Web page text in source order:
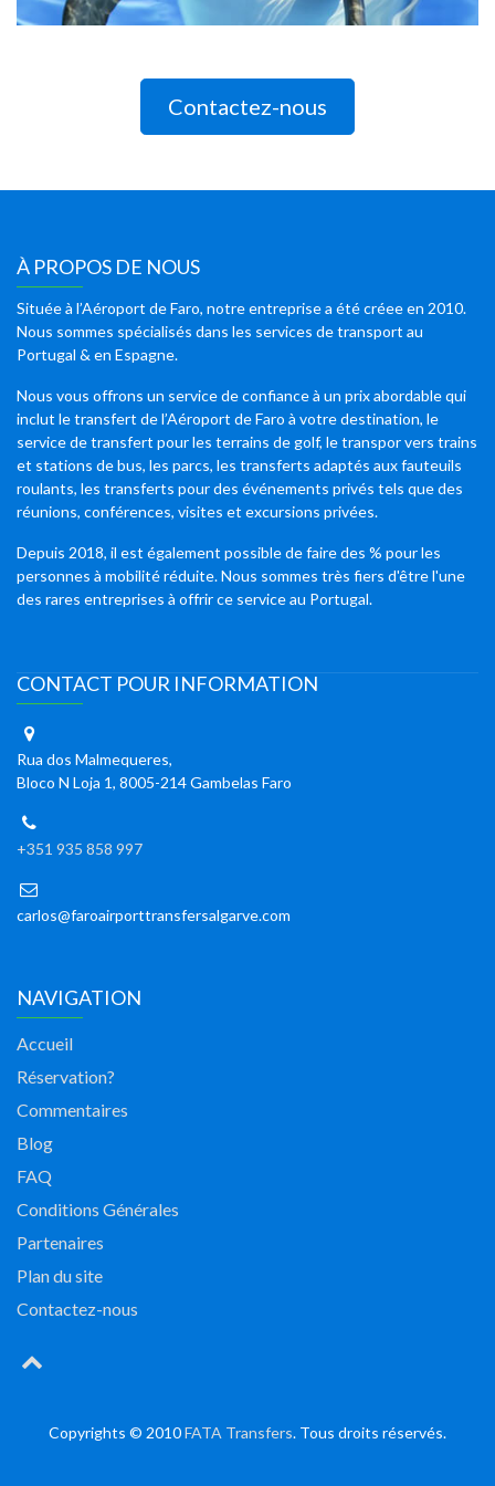
Contactez-nous
À PROPOS DE NOUS
Située à l’Aéroport de Faro, notre entreprise a été créee en 2010.
Nous sommes spécialisés dans les services de transport au
Portugal & en Espagne.
Nous vous offrons un service de confiance à un prix abordable qui
inclut le transfert de l’Aéroport de Faro à votre destination, le
service de transfert pour les terrains de golf, le transpor vers trains
et stations de bus, les parcs, les transferts adaptés aux fauteuils
roulants, les transferts pour des événements privés tels que des
réunions, conférences, visites et excursions privées.
Depuis 2018, il est également possible de faire des % pour les
personnes à mobilité réduite. Nous sommes très fiers d'être l'une
des rares entreprises à offrir ce service au Portugal.
CONTACT POUR INFORMATION
Rua dos Malmequeres,
Bloco N Loja 1, 8005-214 Gambelas Faro
+351 935 858 997
carlos@faroairporttransfersalgarve.com
NAVIGATION
Accueil
Réservation?
Commentaires
Blog
FAQ
Conditions Générales
Partenaires
Plan du site
Contactez-nous
Copyrights © 2010FATA Transfers. Tous droits réservés.